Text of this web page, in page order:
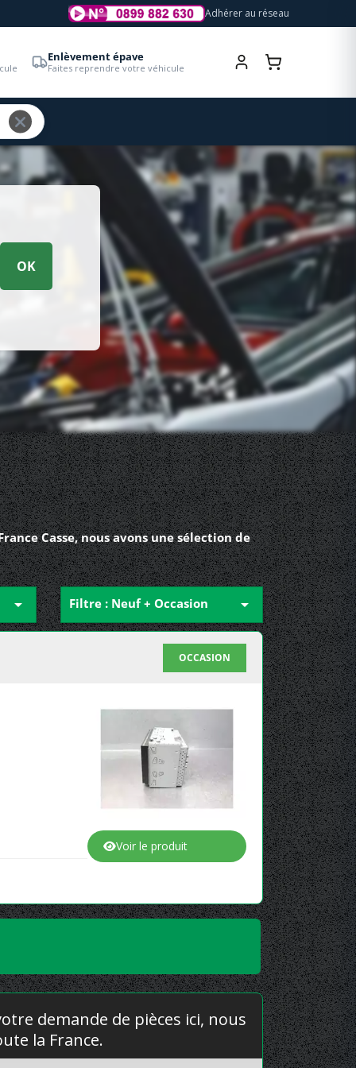
Adhérer au réseau
Enlèvement épave
Faites reprendre votre véhicule
OK
Casse, nous avons une sélection de
 Filtre : Neuf + Occasion 
OCCASION
Voir le produit
demande de pièces ici, nous
la France.